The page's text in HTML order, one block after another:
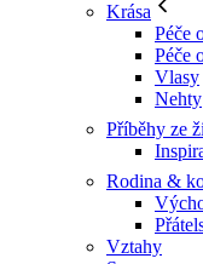
Krása
Péče
Péče
Vlasy
Nehty
Příběhy ze
Rodina &
Vztahy